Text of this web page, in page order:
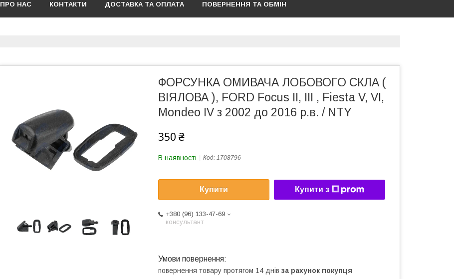
ПРО НАС КОНТАКТИ ДОСТАВКА ТА ОПЛАТА ПОВЕРНЕННЯ ТА ОБМІН
ФОРСУНКА ОМИВАЧА ЛОБОВОГО СКЛА (
ВІЯЛОВА ), FORD Focus II, III , Fiesta V, VI,
Mondeo IV з 2002 до 2016 р.в. / NTY
350 ₴
В наявності Код: 1708796
Купити Купити з
+380 (96) 133-47-69
консультант
повернення товару протягом 14 днів за рахунок покупця